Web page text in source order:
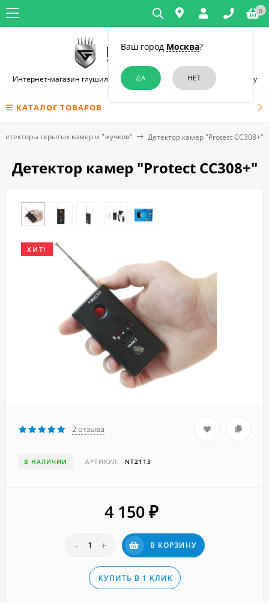
Ваш город Москва?
0
Интернет-магазин глушилок связи и диктофонов в Ростове-на-Дону
КАТАЛОГ ТОВАРОВ
Детекторы скрытых камер и "жучков" Детектор камер "Protect CC308+"
Детектор камер "Protect CC308+"
ХИТ!
2 отзыва
В НАЛИЧИИ АРТИКУЛ: NT2113
4 150 ₽
- + В КОРЗИНУ
КУПИТЬ В 1 КЛИК